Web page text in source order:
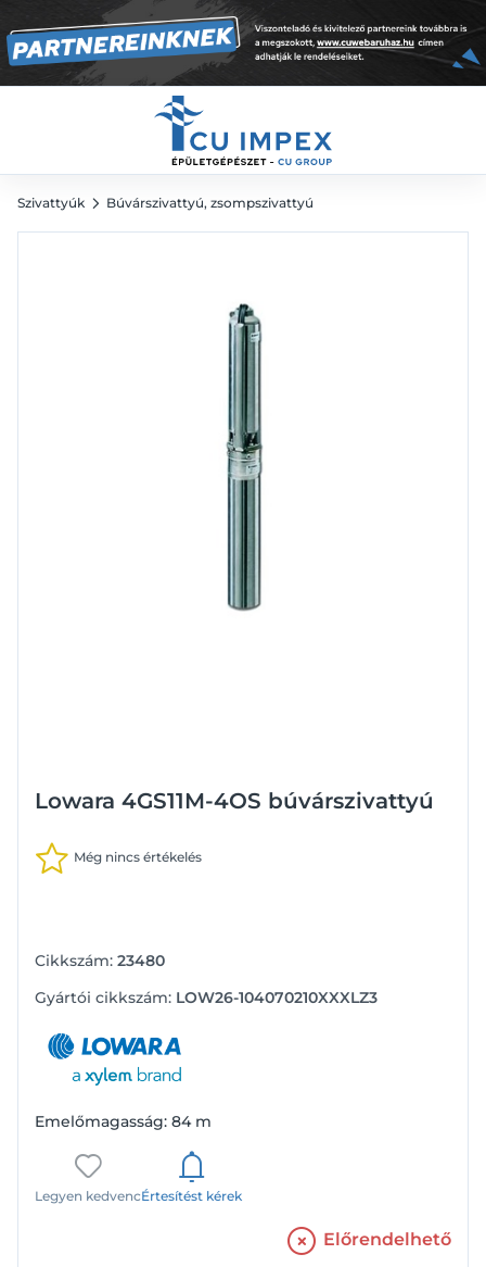
Szivattyúk Búvárszivattyú, zsompszivattyú
Lowara 4GS11M-4OS búvárszivattyú
Még nincs értékelés
Cikkszám: 23480
Gyártói cikkszám: LOW26-104070210XXXLZ3
Emelőmagasság: 84 m
Legyen kedvencÉrtesítést kérek
Előrendelhető
279 755 Ft